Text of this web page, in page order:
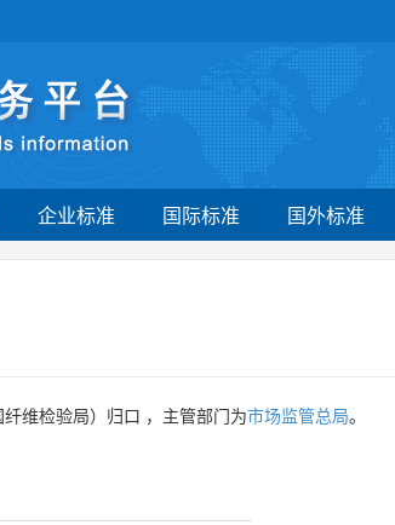
企业标准 国际标准 国外标准
纤维检验局）归口 ，主管部门为市场监管总局。